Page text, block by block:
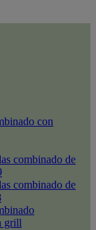
con
combinado de
combinado de
grill